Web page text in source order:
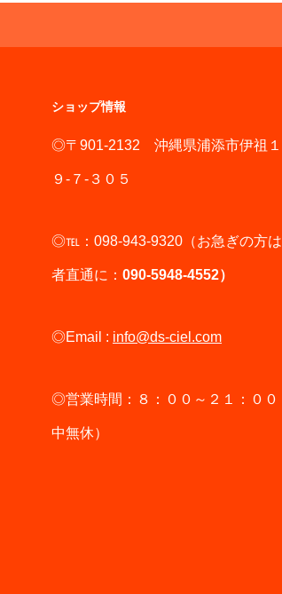
ショップ情報
◎〒901-2132 沖縄県浦添市伊祖１
９-７-３０５
◎℡：098-943-9320（お急ぎの方は
者直通に： 090-5948-4552）
◎Email : info@ds-ciel.com
◎営業時間：８：００～２１：００
中無休）